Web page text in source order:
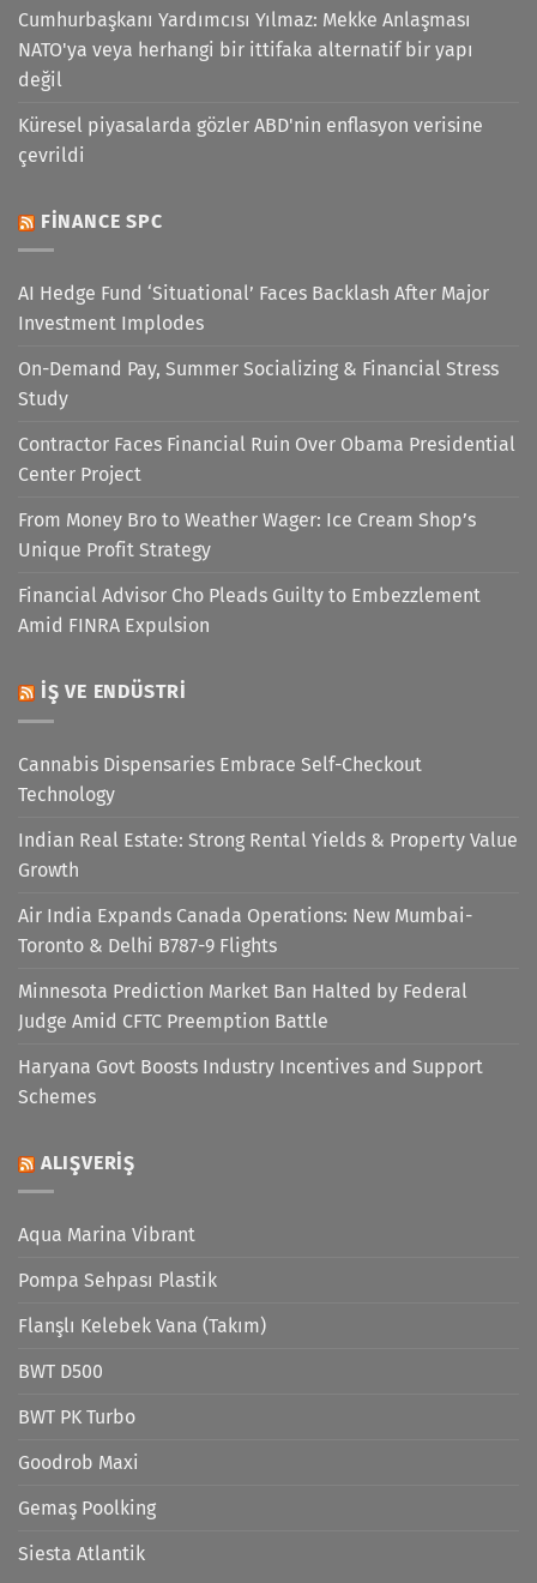
Cumhurbaşkanı Yardımcısı Yılmaz: Mekke Anlaşması
NATO'ya veya herhangi bir ittifaka alternatif bir yapı
değil
Küresel piyasalarda gözler ABD'nin enflasyon verisine
çevrildi
FINANCE SPC
AI Hedge Fund ‘Situational’ Faces Backlash After Major
Investment Implodes
On-Demand Pay, Summer Socializing & Financial Stress
Study
Contractor Faces Financial Ruin Over Obama Presidential
Center Project
From Money Bro to Weather Wager: Ice Cream Shop’s
Unique Profit Strategy
Financial Advisor Cho Pleads Guilty to Embezzlement
Amid FINRA Expulsion
İŞ VE ENDÜSTRI
Cannabis Dispensaries Embrace Self-Checkout
Technology
Indian Real Estate: Strong Rental Yields & Property Value
Growth
Air India Expands Canada Operations: New Mumbai-
Toronto & Delhi B787-9 Flights
Minnesota Prediction Market Ban Halted by Federal
Judge Amid CFTC Preemption Battle
Haryana Govt Boosts Industry Incentives and Support
Schemes
ALIŞVERIŞ
Aqua Marina Vibrant
Pompa Sehpası Plastik
Flanşlı Kelebek Vana (Takım)
BWT D500
BWT PK Turbo
Goodrob Maxi
Gemaş Poolking
Siesta Atlantik